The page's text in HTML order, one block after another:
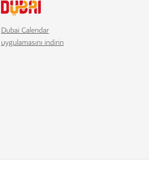
Dubai Calendar
uygulamasını indirin